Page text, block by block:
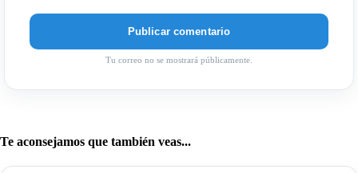
Tu correo no se mostrará públicamente.
Te aconsejamos que también veas...